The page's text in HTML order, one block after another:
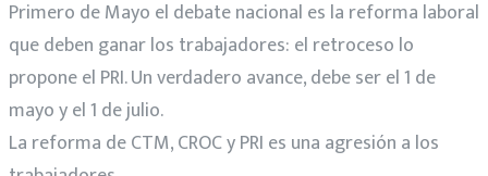
Primero de Mayo el debate nacional es la reforma laboral
que deben ganar los trabajadores: el retroceso lo
propone el PRI. Un verdadero avance, debe ser el 1 de
mayo y el 1 de julio.
La reforma de CTM, CROC y PRI es una agresión a los